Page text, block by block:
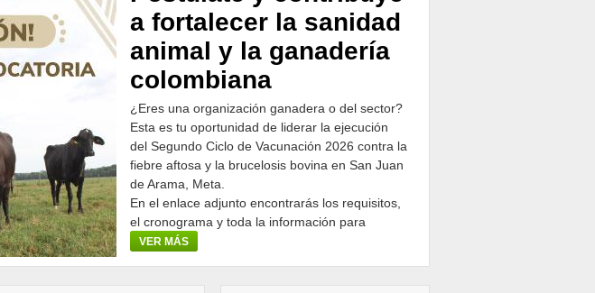
a fortalecer la sanidad
animal y la ganadería
colombiana
¿Eres una organización ganadera o del sector?
Esta es tu oportunidad de liderar la ejecución
del Segundo Ciclo de Vacunación 2026 contra la
fiebre aftosa y la brucelosis bovina en San Juan
de Arama, Meta.
En el enlace adjunto encontrarás los requisitos,
el cronograma y toda la información para
participar.
VER MÁS